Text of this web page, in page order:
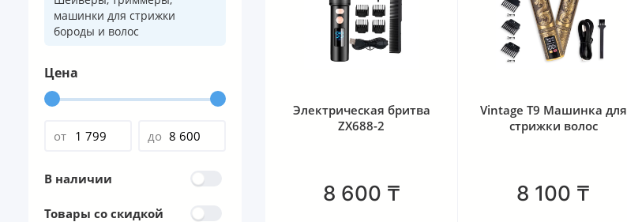
машинки для стрижки
бороды и волос
Цена
от до
В наличии
Товары со скидкой
Электрическая бритва
ZX688-2
8 600 ₸
Vintage T9 Машинка для
стрижки волос
8 100 ₸